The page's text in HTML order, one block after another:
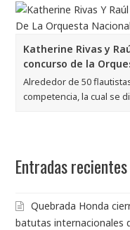
Katherine Rivas y
concurso de la
Alrededor de 50
competencia, la cual se
Entradas recientes
Quebrada Honda
batutas internacionales